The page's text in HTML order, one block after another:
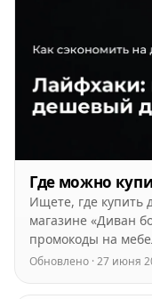
Где можно
Ищете, где купить
магазине «Диван
промокоды на
Обновлено · 27 июня